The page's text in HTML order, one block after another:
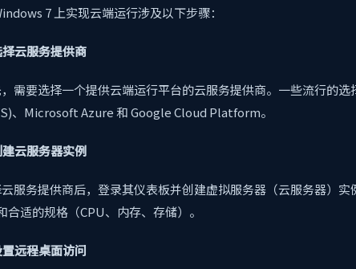
7 上实现云端运行涉及以下步骤：
择云服务提供商
需要选择一个提供云端运行平台的云服务提供商。一些流行的
、Microsoft Azure 和 Google Cloud Platform。
建云服务器实例
服务提供商后，登录其仪表板并创建虚拟服务器（云服务器）
合适的规格（CPU、内存、存储）。
置远程桌面访问